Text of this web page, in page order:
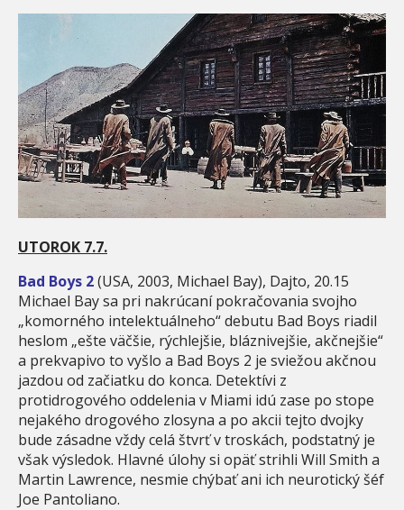
UTOROK 7.7.
Bad Boys 2(USA, 2003, Michael Bay), Dajto, 20.15
Michael Bay sa pri nakrúcaní pokračovania svojho
„komorného intelektuálneho“ debutu Bad Boys riadil
heslom „ešte väčšie, rýchlejšie, bláznivejšie, akčnejšie“
a prekvapivo to vyšlo a Bad Boys 2 je sviežou akčnou
jazdou od začiatku do konca. Detektívi z
protidrogového oddelenia v Miami idú zase po stope
nejakého drogového zlosyna a po akcii tejto dvojky
bude zásadne vždy celá štvrť v troskách, podstatný je
však výsledok. Hlavné úlohy si opäť strihli Will Smith a
Martin Lawrence, nesmie chýbať ani ich neurotický šéf
Joe Pantoliano.